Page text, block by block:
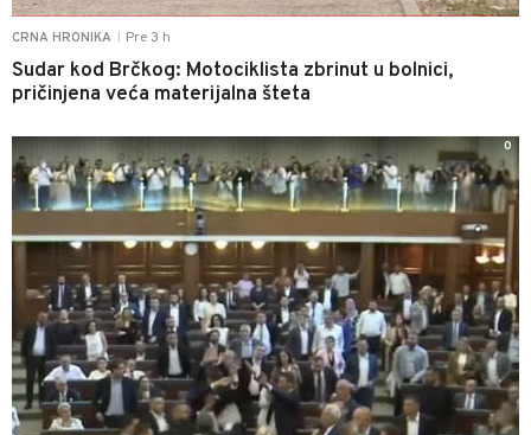
CRNA HRONIKA Pre 3 h
Sudar kod Brčkog: Motociklista zbrinut u bolnici,
pričinjena veća materijalna šteta
0